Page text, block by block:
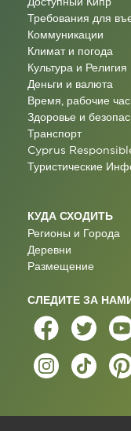
Требования для
Коммуникации
Климат и погода
Культура и Религия
Деньги и валюта
Время, рабочие
Здоровье и
Транспорт
Cyprus
Туристические
КУДА СХОДИТЬ
Регионы и Города
Деревни
Размещение
СЛЕДИТЕ ЗА